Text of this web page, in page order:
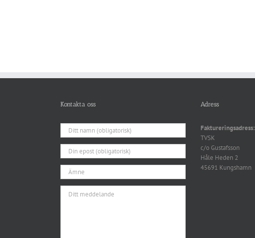
Kontakta oss Adress
Faktureringsadress:
TVSK
c/o Gustafsson
Håle Heden 2
45691 Kungshamn